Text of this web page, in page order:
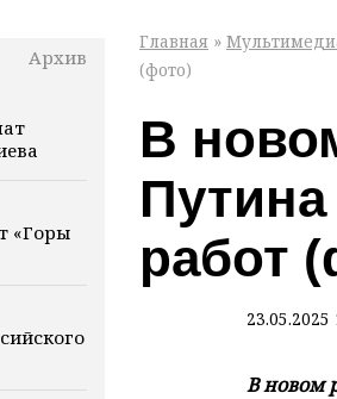
Архив
«Горы
Главная »
(фото)
В
работ
23.05.2025
В новом